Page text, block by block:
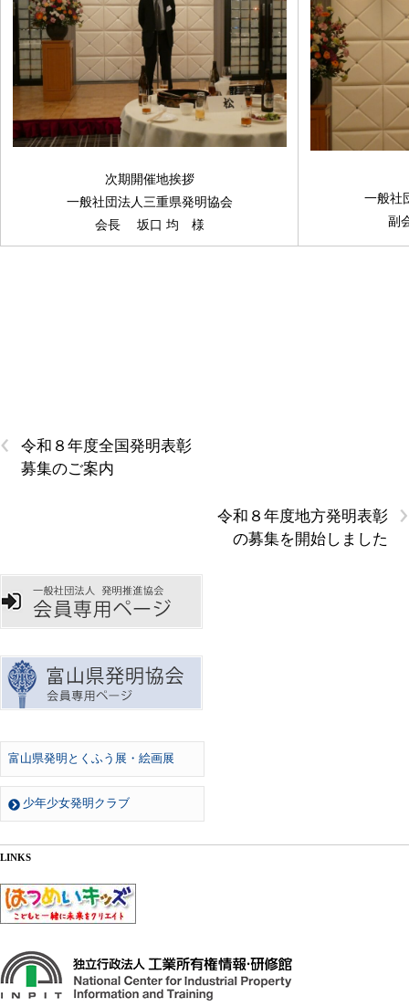
次期開催地挨拶
一般社団法人三重県発明協会
会長 坂口 均 様
一般社
副
‹
令和８年度全国発明表彰
募集のご案内
›
令和８年度地方発明表彰
の募集を開始しました
富山県発明とくふう展・絵画展
少年少女発明クラブ
LINKS